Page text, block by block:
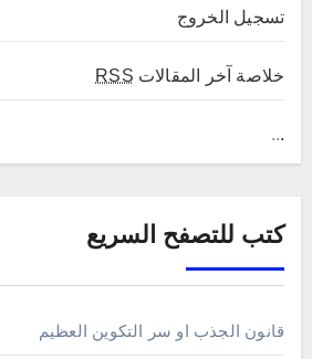
تسجيل الخروج
خلاصة آخر المقالات RSS
.
..
كتب للتصفح السريع
قانون الجذب او سر التكوين العظيم